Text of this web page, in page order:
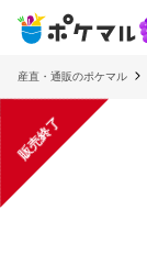
産直・通販のポケマル
販売終了